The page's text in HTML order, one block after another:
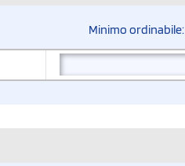
Minimo ordinabile: